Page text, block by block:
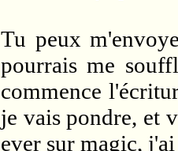
Tu peux
pourrais me
commence
je vais pondre, et
ever sur magic,